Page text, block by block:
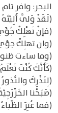
البحر: وافر تام
(لَقَدْ وَلَّى
(فإنْ تَهْلِكْ
(وان تهلِكْ
(وما ساءت
(كَأَنَّكَ كُنْتَ
(لِنَذْرِكَ
(صَبَحْنا
(فما عُتِرَ